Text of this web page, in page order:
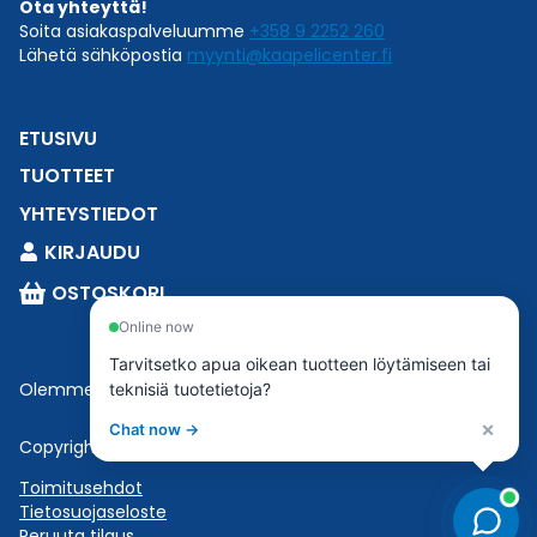
Ota yhteyttä!
Soita asiakaspalveluumme +358 9 2252 260
Lähetä sähköpostia myynti@kaapelicenter.fi
ETUSIVU
TUOTTEET
YHTEYSTIEDOT
KIRJAUDU
OSTOSKORI
Olemme osaEsbeconia.
Copyright © 2023 Esbecon | All Rights Reserved
Toimitusehdot
Tietosuojaseloste
Online now
Tarvitsetko apua oikean tuotteen löytämiseen tai
teknisiä tuotetietoja?
Chat now → ×